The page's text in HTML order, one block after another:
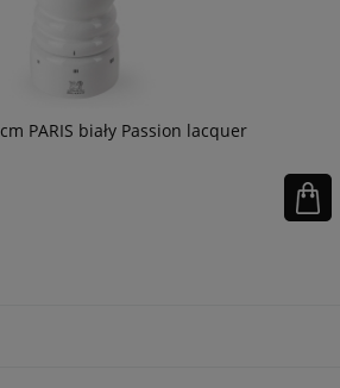
PARIS biały Passion lacquer